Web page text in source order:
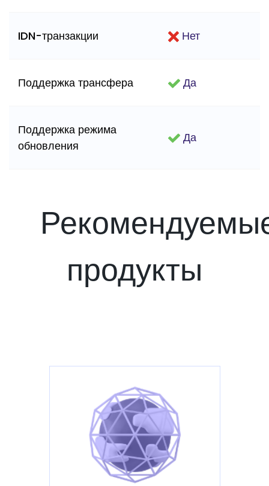
IDN-транзакции Нет
Поддержка трансфера Да
Поддержка режима
обновления
Да
продукты